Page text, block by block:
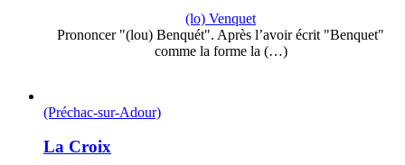
(lo) Venquet
Prononcer "(lou) Benquét". Après l’avoir écrit "Benquet"
comme la forme la (…)
(Préchac-sur-Adour)
La Croix